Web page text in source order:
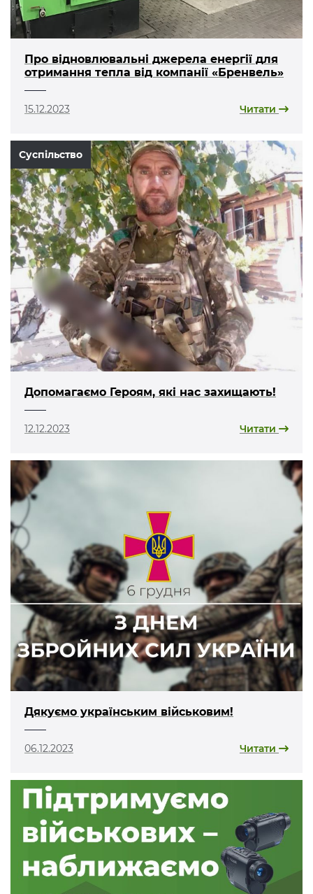
Про відновлювальні джерела енергії для
отримання тепла від компанії «Бренвель»
15.12.2023 Читати
Суспільство
Допомагаємо Героям, які нас захищають!
12.12.2023 Читати
Дякуємо українським військовим!
06.12.2023 Читати